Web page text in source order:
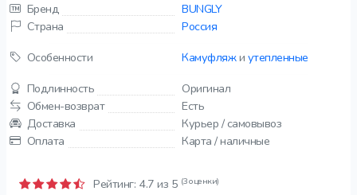
Бренд
BUNGLY
Страна
Россия
Особенности
Камуфляжи утепленные
Подлинность
Оригинал
Обмен-возврат
Есть
Доставка
Курьер / самовывоз
Оплата
Карта / наличные
Рейтинг: 4.7 из 5 (3 оценки)